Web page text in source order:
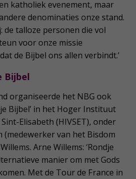
katholiek evenement, maar
denominaties onze stand.
de talloze personen die vol
voor onze missie
de Bijbel ons allen verbindt.’
Bijbel
organiseerde het NBG ook
Bijbel’ in het Hoger Instituut
Elisabeth (HIVSET), onder
(medewerker van het Bisdom
Arne Willems: ‘Rondje
manier om met Gods
Met de Tour de France in